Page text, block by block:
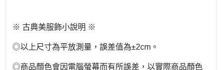
※ 古典美服飾小說明 ※
◎以上尺寸為平放測量，誤差值為±2cm。
◎商品顏色會因電腦螢幕而有所誤差，以實際商品顏色